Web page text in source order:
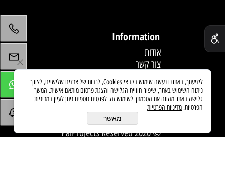
Information
אודות
צור קשר
מדיניות משלוחים
מאמרים
© 2020 PaiProjects Reserved
לידיעתך, באתרנו נעשה שימוש בקבצי Cookies, לרבות של צדדים שלישיים, לצורך
ניתוח השימוש באתר, שיפור חוויית הגלישה והצגת פרסום מותאם אישית. המשך
גלישה באתר מהווה את הסכמתך לשימוש זה. לפרטים נוספים ניתן לעיין במדיניות
הפרטיות. מדיניות הפרטיות
מאשר